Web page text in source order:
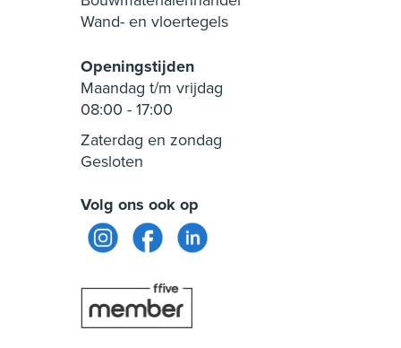
Wand- en vloertegels
Openingstijden
Maandag t/m vrijdag
08:00 - 17:00
Zaterdag en zondag
Gesloten
Volg ons ook op